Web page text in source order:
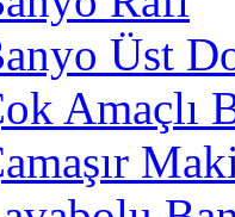
Üst
Amaçlı